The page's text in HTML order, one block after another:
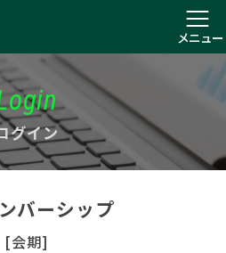
メニュー
グイン
バーシップ
[会期]